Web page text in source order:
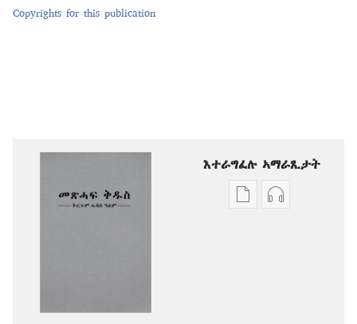
Copyrights for this publication
እተራግፈሉ ኣማራጺታት
ዲጂታዊቅዳሓት